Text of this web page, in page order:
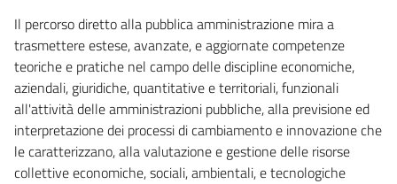
Il percorso diretto alla pubblica amministrazione mira a
trasmettere estese, avanzate, e aggiornate competenze
teoriche e pratiche nel campo delle discipline economiche,
aziendali, giuridiche, quantitative e territoriali, funzionali
all'attività delle amministrazioni pubbliche, alla previsione ed
interpretazione dei processi di cambiamento e innovazione che
le caratterizzano, alla valutazione e gestione delle risorse
collettive economiche, sociali, ambientali, e tecnologiche